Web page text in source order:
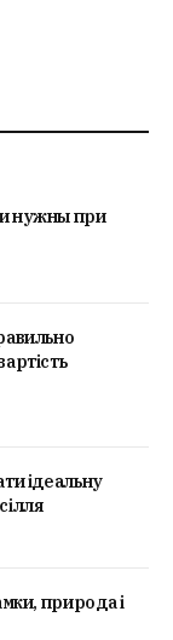
нужны при
ідеальну
природа і